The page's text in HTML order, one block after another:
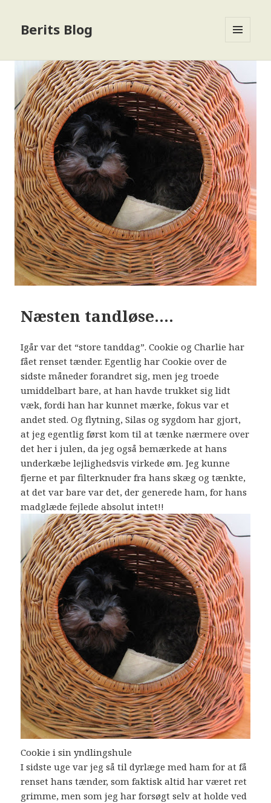
Berits Blog
WIDGETS
Næsten tandløse….
Igår var det “store tanddag”. Cookie og Charlie har
fået renset tænder. Egentlig har Cookie over de
sidste måneder forandret sig, men jeg troede
umiddelbart bare, at han havde trukket sig lidt
væk, fordi han har kunnet mærke, fokus var et
andet sted. Og flytning, Silas og sygdom har gjort,
at jeg egentlig først kom til at tænke nærmere over
det her i julen, da jeg også bemærkede at hans
underkæbe lejlighedsvis virkede øm. Jeg kunne
fjerne et par filterknuder fra hans skæg og tænkte,
at det var bare var det, der generede ham, for hans
madglæde fejlede absolut intet!!
Cookie i sin yndlingshule
I sidste uge var jeg så til dyrlæge med ham for at få
renset hans tænder, som faktisk altid har været ret
grimme, men som jeg har forsøgt selv at holde ved